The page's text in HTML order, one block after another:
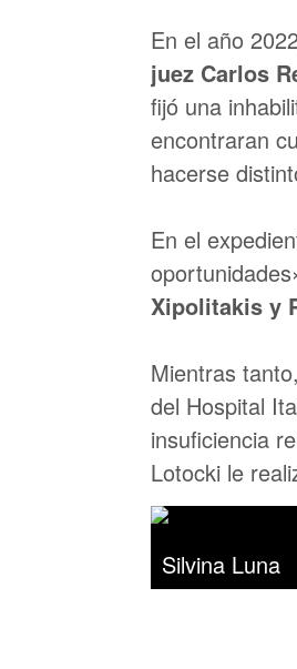
En el año
juez Carlos
fijó una
encontraran
hacerse
En el
Xipolitakis y
Mientras
del Hospital
insuficiencia
Lotocki le
Silvina Luna